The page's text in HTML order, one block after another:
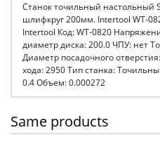
Станок точильный настольный
шлифкруг 200мм. Intertool WT-
Intertool Код: WT-0820
диаметр диска: 200.0 ЧПУ: нет
Диаметр посадочного
хода: 2950 Тип станка:
0.4 Объем: 0.000272
Same products